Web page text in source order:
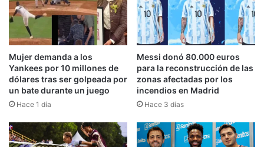
Mujer demanda a los
Yankees por 10 millones de
dólares tras ser golpeada por
un bate durante un juego
Hace 1 día
Messi donó 80.000 euros
para la reconstrucción de las
zonas afectadas por los
incendios en Madrid
Hace 3 días